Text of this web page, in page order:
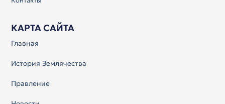
КАРТА САЙТА
Главная
История Землячества
Правление